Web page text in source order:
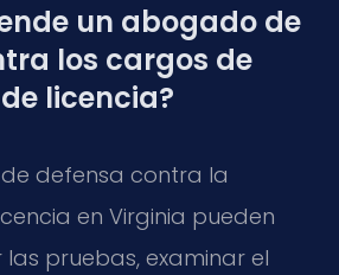
un abogado de
los cargos de
licencia?
defensa contra la
en Virginia pueden
pruebas, examinar el